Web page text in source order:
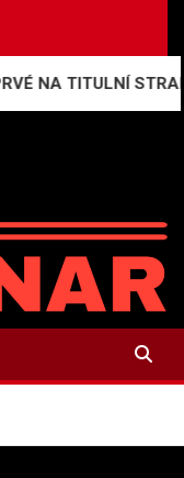
STRANĚ ČESKÉ